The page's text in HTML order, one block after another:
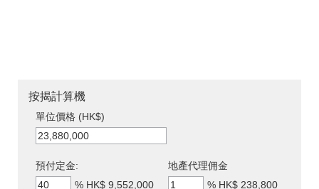
按揭計算機
單位價格 (HK$)
預付定金:
% HK$ 9,552,000
地產代理佣金
% HK$ 238,800